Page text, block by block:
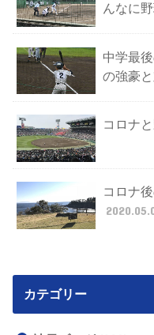
んなに
中学最
の強豪と
コロナ
コロナ
カテゴリー